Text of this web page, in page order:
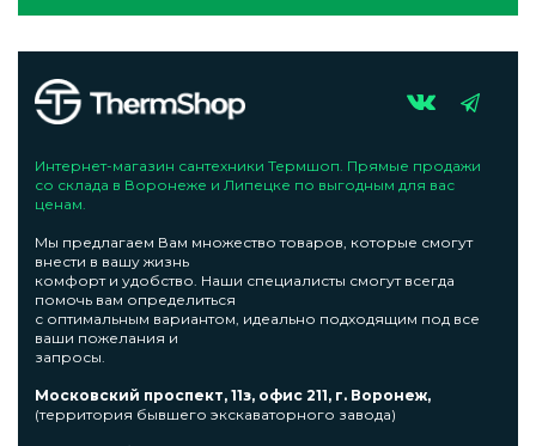
Интернет-магазин сантехники Термшоп. Прямые продажи
со склада в Воронеже и Липецке по выгодным для вас
ценам.
Мы предлагаем Вам множество товаров, которые смогут
внести в вашу жизнь
комфорт и удобство. Наши специалисты смогут всегда
помочь вам определиться
с оптимальным вариантом, идеально подходящим под все
ваши пожелания и
запросы.
Московский проспект, 11з, офис 211, г. Воронеж,
(территория бывшего экскаваторного завода)